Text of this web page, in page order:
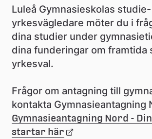
y
m
n
a
s
i
e
Luleå Gymnasieskolas
yrkesvägledare möter du i
dina studier under
dina funderingar om framtida
yrkesval.
Frågor om antagning till
kontakta Gymnasieantagning
Gymnasieantagning Nord -
startar här Länk